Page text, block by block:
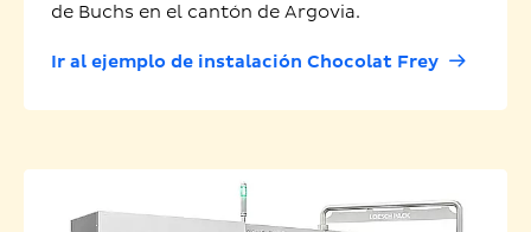
de Buchs en el cantón de Argovia.
Ir al ejemplo de instalación Chocolat Frey